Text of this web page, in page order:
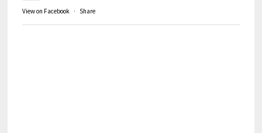
View on Facebook · Share